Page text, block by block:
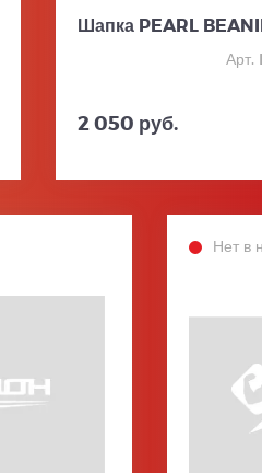
Шапка PEARL
Арт.
2 050 руб.
Нет в